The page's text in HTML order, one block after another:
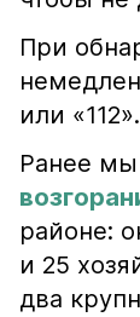
При
или «112».
Ранее
районе:
и 25
два